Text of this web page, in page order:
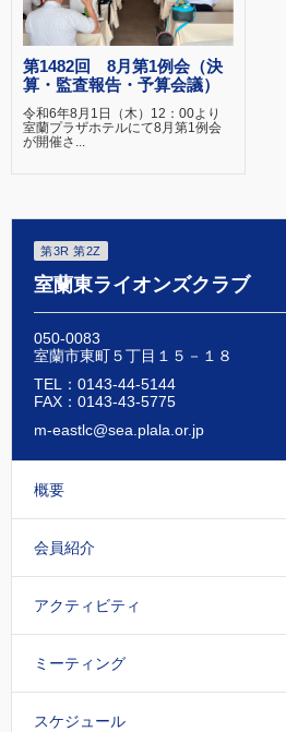
第1482回 8月第1例会（決
算・監査報告・予算会議）
令和6年8月1日（木）12：00より
室蘭プラザホテルにて8月第1例会
が開催さ...
第3R 第2Z
室蘭東ライオンズクラブ
050-0083
室蘭市東町５丁目１５－１８
TEL：0143-44-5144
FAX：0143-43-5775
m-eastlc@sea.plala.or.jp
概要
会員紹介
アクティビティ
ミーティング
スケジュール